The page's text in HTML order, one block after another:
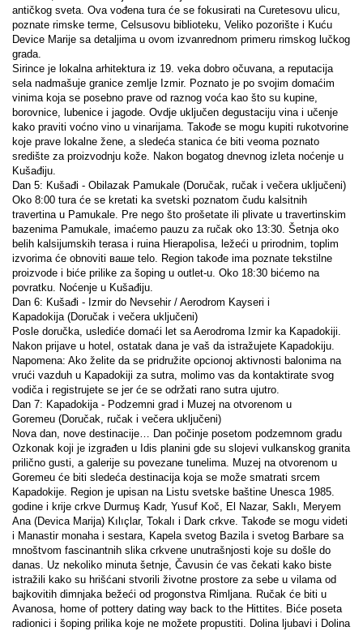
antičkog sveta. Ova vođena tura će se fokusirati na Curetesovu ulicu,
poznate rimske terme, Celsusovu biblioteku, Veliko pozorište i Kuću
Device Marije sa detaljima u ovom izvanrednom primeru rimskog lučkog
grada.
Sirince je lokalna arhitektura iz 19. veka dobro očuvana, a reputacija
sela nadmašuje granice zemlje Izmir. Poznato je po svojim domaćim
vinima koja se posebno prave od raznog voća kao što su kupine,
borovnice, lubenice i jagode. Ovdje uključen degustaciju vina i učenje
kako praviti voćno vino u vinarijama. Takođe se mogu kupiti rukotvorine
koje prave lokalne žene, a sledeća stanica će biti veoma poznato
središte za proizvodnju kože. Nakon bogatog dnevnog izleta noćenje u
Kušađiju.
Dan 5: Kušađi - Obilazak Pamukale (Doručak, ručak i večera uključeni)
Oko 8:00 tura će se kretati ka svetski poznatom čudu kalsitnih
travertina u Pamukale. Pre nego što prošetate ili plivate u travertinskim
bazenima Pamukale, imaćemo pauzu za ručak oko 13:30. Šetnja oko
belih kalsijumskih terasa i ruina Hierapolisa, ležeći u prirodnim, toplim
izvorima će obnoviti ваше telo. Region takođe ima poznate tekstilne
proizvode i biće prilike za šoping u outlet-u. Oko 18:30 bićemo na
povratku. Noćenje u Kušađiju.
Dan 6: Kušađi - Izmir do Nevsehir / Aerodrom Kayseri i
Kapadokija (Doručak i večera uključeni)
Posle doručka, uslediće domaći let sa Aerodroma Izmir ka Kapadokiji.
Nakon prijave u hotel, ostatak dana je vaš da istražujete Kapadokiju.
Napomena: Ako želite da se pridružite opcionoj aktivnosti balonima na
vrući vazduh u Kapadokiji za sutra, molimo vas da kontaktirate svog
vodiča i registrujete se jer će se održati rano sutra ujutro.
Dan 7: Kapadokija - Podzemni grad i Muzej na otvorenom u
Goremeu (Doručak, ručak i večera uključeni)
Nova dan, nove destinacije… Dan počinje posetom podzemnom gradu
Ozkonak koji je izgrađen u Idis planini gde su slojevi vulkanskog granita
prilično gusti, a galerije su povezane tunelima. Muzej na otvorenom u
Goremeu će biti sledeća destinacija koja se može smatrati srcem
Kapadokije. Region je upisan na Listu svetske baštine Unesca 1985.
godine i krije crkve Durmuş Kadr, Yusuf Koč, El Nazar, Saklı, Meryem
Ana (Devica Marija) Kılıçlar, Tokalı i Dark crkve. Takođe se mogu videti
i Manastir monaha i sestara, Kapela svetog Bazila i svetog Barbare sa
mnoštvom fascinantnih slika crkvene unutrašnjosti koje su došle do
danas. Uz nekoliko minuta šetnje, Čavusin će vas čekati kako biste
istražili kako su hrišćani stvorili životne prostore za sebe u vilama od
bajkovitih dimnjaka bežeći od progonstva Rimljana. Ručak će biti u
Avanosa, home of pottery dating way back to the Hittites. Biće poseta
radionici i šoping prilika koje ne možete propustiti. Dolina ljubavi i Dolina